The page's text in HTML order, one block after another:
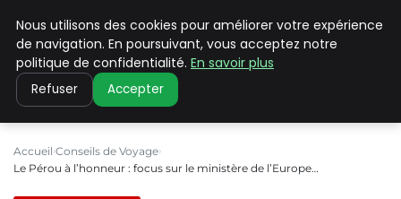
PILAT PATRIMOINES
Accueil Conseils de Voyage
Le Pérou à l’honneur : focus sur le ministère de l’Europe…
Nous utilisons des cookies pour améliorer votre expérience
de navigation. En poursuivant, vous acceptez notre
politique de confidentialité. En savoir plus
Refuser Accepter